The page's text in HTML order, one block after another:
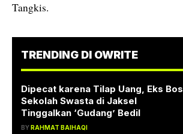
Tangkis.
TRENDING DI OWRITE
Dipecat karena Tilap Uang, Eks Bos
Sekolah Swasta di Jaksel
Tinggalkan ‘Gudang’ Bedil
BYRAHMAT BAIHAQI